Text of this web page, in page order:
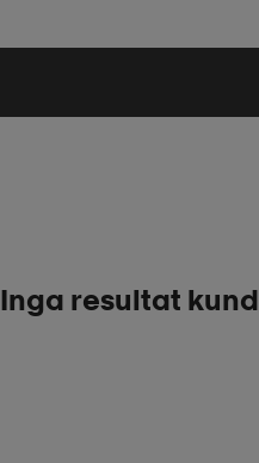
Inga resultat